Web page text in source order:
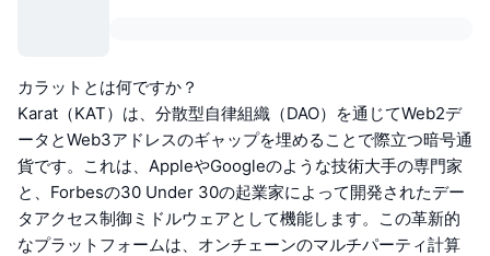
カラットとは何ですか？
Karat（KAT）は、分散型自律組織（DAO）を通じてWeb2デ
ータとWeb3アドレスのギャップを埋めることで際立つ暗号通
貨です。これは、AppleやGoogleのような技術大手の専門家
と、Forbesの30 Under 30の起業家によって開発されたデー
タアクセス制御ミドルウェアとして機能します。この革新的
なプラットフォームは、オンチェーンのマルチパーティ計算